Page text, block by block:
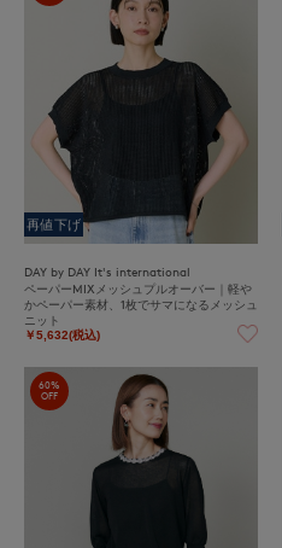
再値下げ
DAY by DAY It's international
ペーパーMIXメッシュプルオーバー｜軽や
かペーパー素材、1枚でサマになるメッシュ
ニット
￥5,632(税込)
60%
OFF